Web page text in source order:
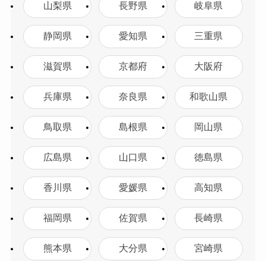
山梨県 長野県 岐阜県
静岡県 愛知県 三重県
滋賀県 京都府 大阪府
兵庫県 奈良県 和歌山県
鳥取県 島根県 岡山県
広島県 山口県 徳島県
香川県 愛媛県 高知県
福岡県 佐賀県 長崎県
熊本県 大分県 宮崎県